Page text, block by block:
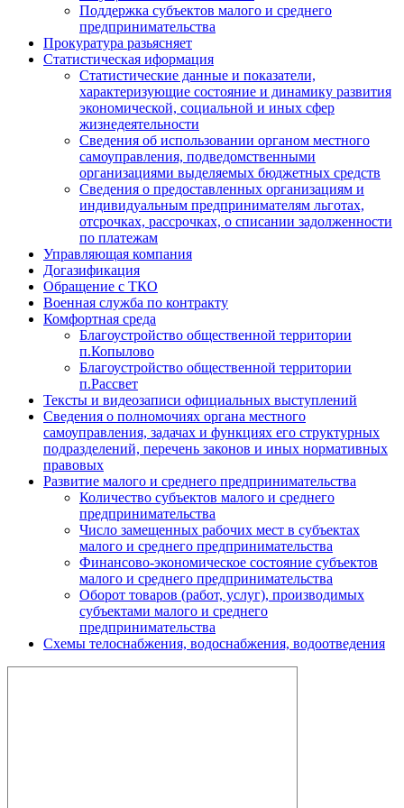
Поддержка субъектов малого и среднего
предпринимательства
Прокуратура разьясняет
Статистическая иформация
Статистические данные и показатели,
характеризующие состояние и динамику развития
экономической, социальной и иных сфер
жизнедеятельности
Сведения об использовании органом местного
самоуправления, подведомственными
организациями выделяемых бюджетных средств
Сведения о предоставленных организациям и
индивидуальным предпринимателям льготах,
отсрочках, рассрочках, о списании задолженности
по платежам
Управляющая компания
Догазификация
Обращение с ТКО
Военная служба по контракту
Комфортная среда
Благоустройство общественной территории
п.Копылово
Благоустройство общественной территории
п.Рассвет
Тексты и видеозаписи официальных выступлений
Сведения о полномочиях органа местного
самоуправления, задачах и функциях его структурных
подразделений, перечень законов и иных нормативных
правовых
Развитие малого и среднего предпринимательства
Количество субъектов малого и среднего
предпринимательства
Число замещенных рабочих мест в субъектах
малого и среднего предпринимательства
Финансово-экономическое состояние субъектов
малого и среднего предпринимательства
Оборот товаров (работ, услуг), производимых
субъектами малого и среднего
предпринимательства
Схемы телоснабжения, водоснабжения, водоотведения